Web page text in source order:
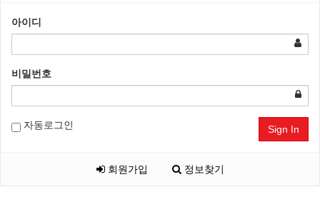
아이디
비밀번호
자동로그인 Sign In
회원가입 정보찾기